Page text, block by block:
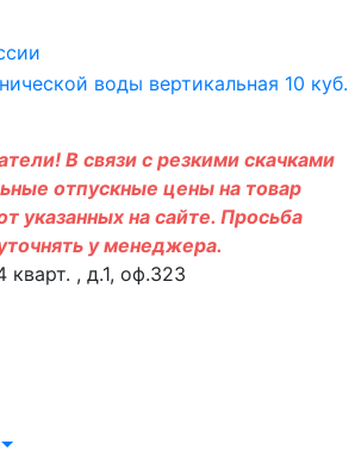
В связи с резкими скачками
отпускные цены на товар
указанных на сайте. Просьба
у менеджера.
кварт. , д.1, оф.323